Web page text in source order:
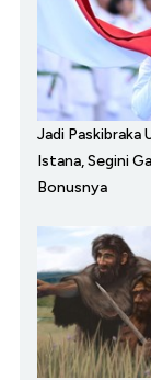
Jadi Paskibraka
Istana, Segini
Bonusnya